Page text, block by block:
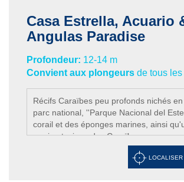
Casa Estrella, Acuario
Angulas Paradise
Profondeur: 12-14 m
Convient aux plongeurs de tous
Récifs Caraïbes peu profonds nichés
parc national, ''Parque Nacional del
corail et des éponges marines, ainsi
marine typique des Caraïbes.
LOCALISER